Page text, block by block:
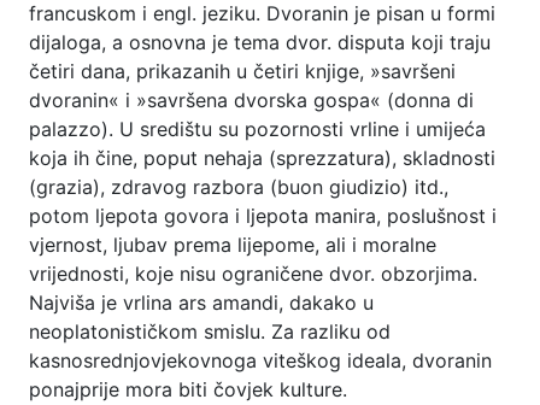
francuskom i engl. jeziku. Dvoranin je pisan u formi
dijaloga, a osnovna je tema dvor. disputa koji traju
četiri dana, prikazanih u četiri knjige, »savršeni
dvoranin« i »savršena dvorska gospa« (donna di
palazzo). U središtu su pozornosti vrline i umijeća
koja ih čine, poput nehaja (sprezzatura), skladnosti
(grazia), zdravog razbora (buon giudizio) itd.,
potom ljepota govora i ljepota manira, poslušnost i
vjernost, ljubav prema lijepome, ali i moralne
vrijednosti, koje nisu ograničene dvor. obzorjima.
Najviša je vrlina ars amandi, dakako u
neoplatonističkom smislu. Za razliku od
kasnosrednjovjekovnoga viteškog ideala, dvoranin
ponajprije mora biti čovjek kulture.